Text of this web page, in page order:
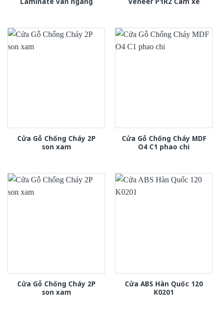
Cửa Gỗ Chống Cháy 2P
son xam
Cửa Gỗ Chống Cháy MDF
O4 C1 phao chi
Cửa Gỗ Chống Cháy 2P
son xam
Cửa ABS Hàn Quốc 120
K0201